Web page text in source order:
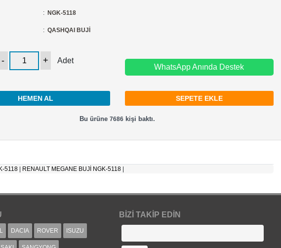
: NGK-5118
:QASHQAI BUJİ
Adet
WhatsApp Anında Destek
HEMEN AL
Bu ürüne7686 kişi baktı.
5118 RENAULT MEGANE BUJİ NGK-5118
DACIA ROVER ISUZU
BIZI TAKIP EDIN